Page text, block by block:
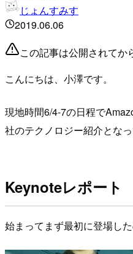
じょんすみす
2019.06.06
この記事は公開されてか
こんにちは、小澤です。
現地時間6/4-7の日程で
社のテクノロジー紹介とな
Keynoteレポート
始まってまず最初に登場し